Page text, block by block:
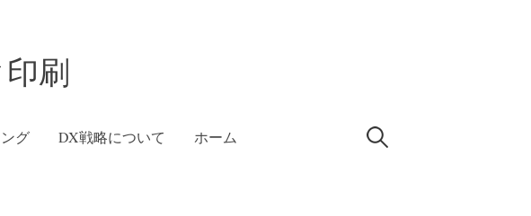
刷
グ DX戦略について ホーム 検